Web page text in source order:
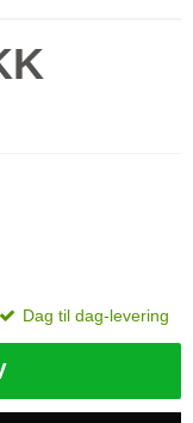
Dag til dag-levering